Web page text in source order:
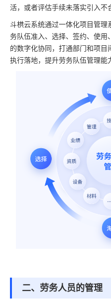
活，或者评估手续未落实引入不
斗栱云系统通过一体化项目管
务队伍准入、选择、签约、使
的数字化协同，打通部门和项
执行落地，提升劳务队伍管理能
二、劳务人员的管理